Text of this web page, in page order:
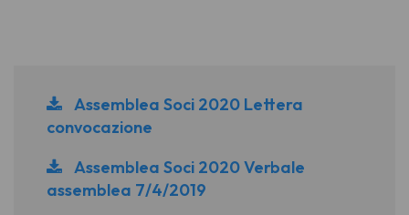
Assemblea Soci 2020 Lettera
convocazione
Assemblea Soci 2020 Verbale
assemblea 7/4/2019